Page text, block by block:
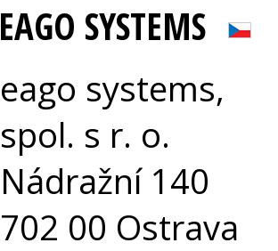
EAGO SYSTEMS
eago systems,
spol. s r. o.
Nádražní 140
702 00 Ostrava